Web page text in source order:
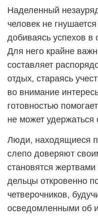
Наделенный
человек не
добиваясь успехов в
Для него крайне
составляет
отдых, стараясь
во внимание
готовностью
не может удержаться
Люди, находящиеся
слепо доверяют
становятся
дельцы откровенно
четверочников,
осведомленными об